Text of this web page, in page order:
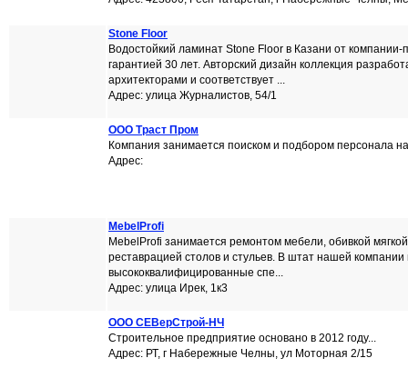
Stone Floor
Водостойкий ламинат Stone Floor в Казани от компании-
гарантией 30 лет. Авторский дизайн коллекция
архитекторами и соответствует ...
Адрес: улица Журналистов, 54/1
ООО Траст Пром
Компания занимается поиском и подбором персонала
Адрес:
MebelProfi
MebelProfi занимается ремонтом мебели, обивкой
реставрацией столов и стульев. В штат нашей компании
высококвалифицированные спе...
Адрес: улица Ирек, 1к3
ООО СЕВерСтрой-НЧ
Строительное предприятие основано в 2012 году...
Адрес: РТ, г Набережные Челны, ул Моторная 2/15